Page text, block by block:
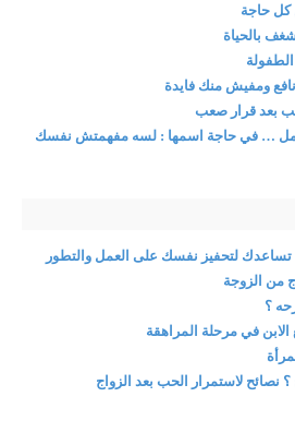
كل حاجة
بالحياة
ومفيش منك فايدة
بعد قرار صعب
… في حاجة اسمها : لسه مفهمتش نفسك
؟
نصائح لاستمرار الحب بعد الزواج